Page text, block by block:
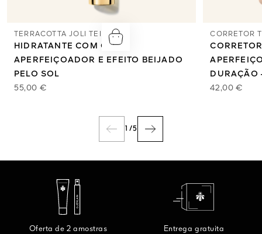
TERRACOTTA JOLI TEINT
HIDRATANTE COM COR
APERFEIÇOADOR E EFEITO BEIJADO
PELO SOL
55,00 €
CORRETOR
DURAÇÃO
42,00 €
1 /5
Oferta de 2 amostras Entrega gratuita